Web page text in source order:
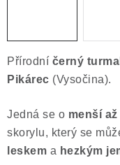
Ochrana osobních
Formulář pro
Formulář pro
Přírodní černý
Pikárec (Vysočina).
Jedná se o menší
skorylu, který se
leskem a hezkým